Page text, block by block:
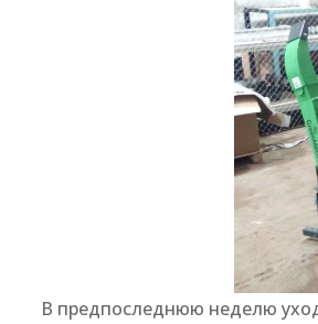
В предпоследнюю неделю